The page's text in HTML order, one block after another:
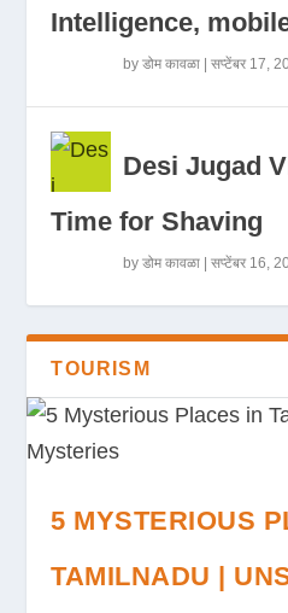
Intelligence,
byडोम कावळा |सप्टेंबर 17,
Desi Jugad
Time for Shaving
byडोम कावळा |सप्टेंबर 16,
TOURISM
5 MYSTERIOUS
TAMILNADU |